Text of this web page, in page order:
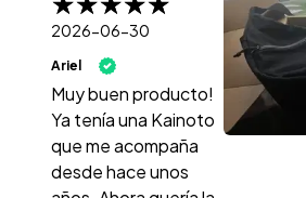
2026-06-30
Ariel
Muy buen producto!
Ya tenía una Kainoto
que me acompaña
desde hace unos